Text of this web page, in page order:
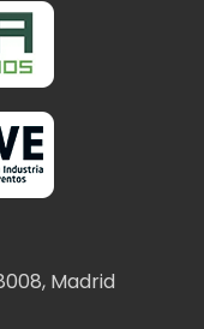
Madrid